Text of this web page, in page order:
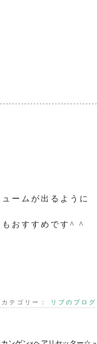
ームが出るように
おすすめです^ ^
テゴリー： リブのブログ